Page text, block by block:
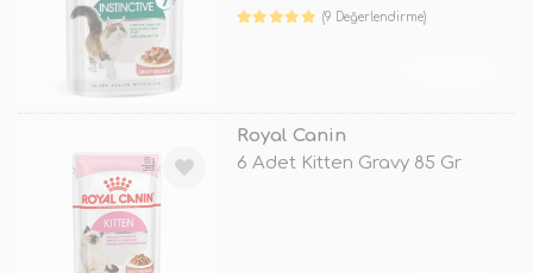
(9 Değerlendirme)
Royal Canin
6 Adet Kitten Gravy 85 Gr